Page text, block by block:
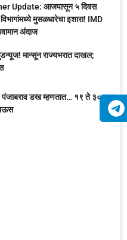
Update: आजपासून ५ दिवस
मुसळधारेचा इशारा! IMD
अंदाज
मान्सून राज्यभरात दाखल;
डख म्हणतात… १९ ते ३० जून